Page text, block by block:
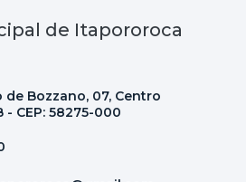
de Itapororoca
de Bozzano, 07, Centro
CEP: 58275-000